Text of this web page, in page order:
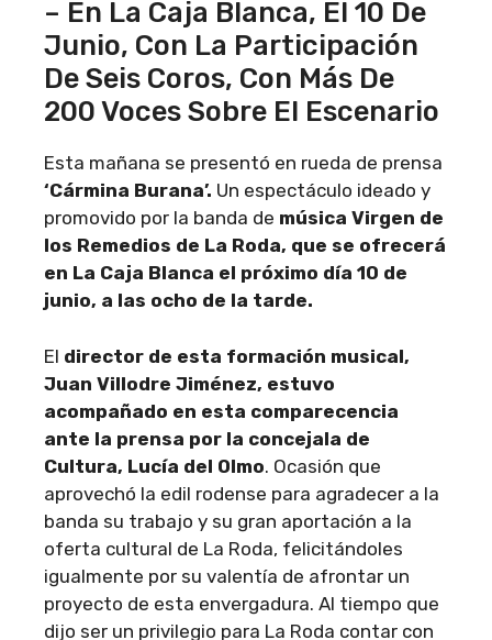
– En La Caja Blanca, El 10 De
Junio, Con La Participación
De Seis Coros, Con Más De
200 Voces Sobre El Escenario
Esta mañana se presentó en rueda de prensa
‘Cármina Burana’. Un espectáculo ideado y
promovido por la banda de música Virgen de
los Remedios de La Roda, que se ofrecerá
en La Caja Blanca el próximo día 10 de
junio, a las ocho de la tarde.
El director de esta formación musical,
Juan Villodre Jiménez, estuvo
acompañado en esta comparecencia
ante la prensa por la concejala de
Cultura, Lucía del Olmo. Ocasión que
aprovechó la edil rodense para agradecer a la
banda su trabajo y su gran aportación a la
oferta cultural de La Roda, felicitándoles
igualmente por su valentía de afrontar un
proyecto de esta envergadura. Al tiempo que
dijo ser un privilegio para La Roda contar con